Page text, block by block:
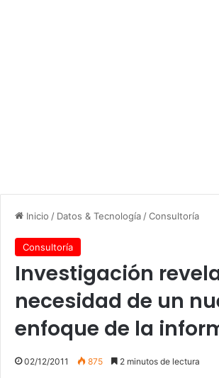
Inicio / Datos & Tecnología /Consultoría
Consultoría
Investigación
necesidad de un
enfoque de la
02/12/2011 875 2 minutos de lectura